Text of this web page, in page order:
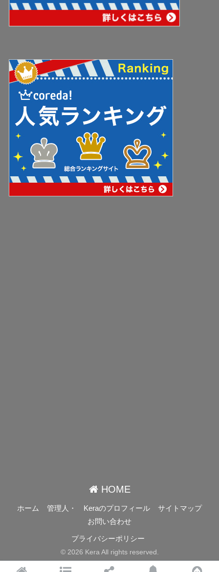
HOME
ホーム 管理人・ Keraのプロフィール
サイトマップ
お問い合わせ
プライバシーポリシー
© 2026 Kera All rights reserved.